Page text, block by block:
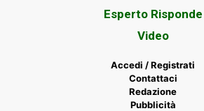
Esperto Risponde
Video
Accedi / Registrati
Contattaci
Redazione
Pubblicità